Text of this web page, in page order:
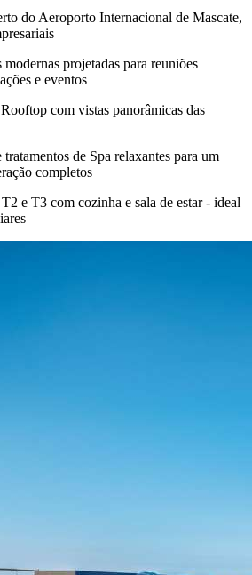
do Aeroporto Internacional de Mascate,
modernas projetadas para reuniões
e eventos
com vistas panorâmicas das
de Spa relaxantes para um
completos
e T3 com cozinha e sala de estar - ideal